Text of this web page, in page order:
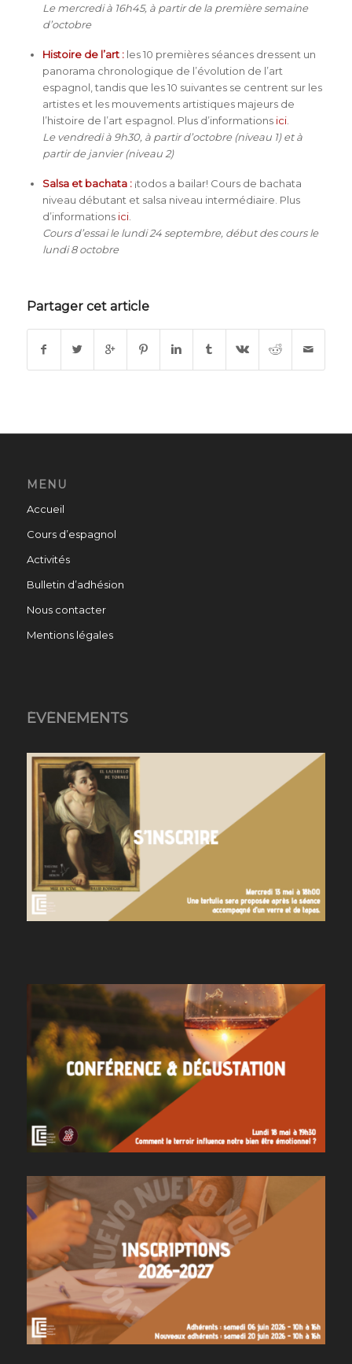
Le mercredi à 16h45, à partir de la première semaine
d’octobre
Histoire de l’art : les 10 premières séances dressent un
panorama chronologique de l’évolution de l’art
espagnol, tandis que les 10 suivantes se centrent sur les
artistes et les mouvements artistiques majeurs de
l’histoire de l’art espagnol. Plus d’informations ici.
Le vendredi à 9h30, à partir d’octobre (niveau 1) et à
partir de janvier (niveau 2)
Salsa et bachata :¡todos a bailar! Cours de bachata
niveau débutant et salsa niveau intermédiaire. Plus
d’informations ici.
Cours d’essai le lundi 24 septembre, début des cours le
lundi 8 octobre
Partager cet article
MENU
Accueil
Cours d’espagnol
Activités
Bulletin d’adhésion
Nous contacter
Mentions légales
ÉVÉNEMENTS